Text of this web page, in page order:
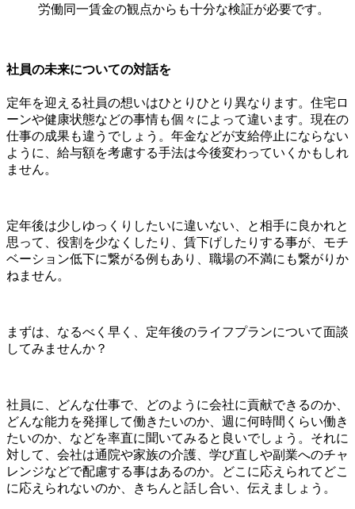
労働同一賃金の観点からも十分な検証が必要です。
社員の未来についての対話を
定年を迎える社員の想いはひとりひとり異なります。住宅ロ
ーンや健康状態などの事情も個々によって違います。現在の
仕事の成果も違うでしょう。年金などが支給停止にならない
ように、給与額を考慮する手法は今後変わっていくかもしれ
ません。
定年後は少しゆっくりしたいに違いない、と相手に良かれと
思って、役割を少なくしたり、賃下げしたりする事が、モチ
ベーション低下に繋がる例もあり、職場の不満にも繋がりか
ねません。
まずは、なるべく早く、定年後のライフプランについて面談
してみませんか？
社員に、どんな仕事で、どのように会社に貢献できるのか、
どんな能力を発揮して働きたいのか、週に何時間くらい働き
たいのか、などを率直に聞いてみると良いでしょう。それに
対して、会社は通院や家族の介護、学び直しや副業へのチャ
レンジなどで配慮する事はあるのか。どこに応えられてどこ
に応えられないのか、きちんと話し合い、伝えましょう。